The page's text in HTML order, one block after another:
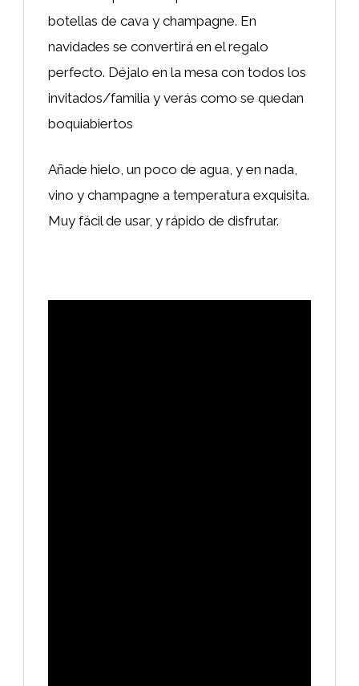
botellas de cava y champagne. En
navidades se convertirá en el regalo
perfecto. Déjalo en la mesa con todos los
invitados/familia y verás como se quedan
boquiabiertos
Añade hielo, un poco de agua, y en nada,
vino y champagne a temperatura exquisita.
Muy fácil de usar, y rápido de disfrutar.